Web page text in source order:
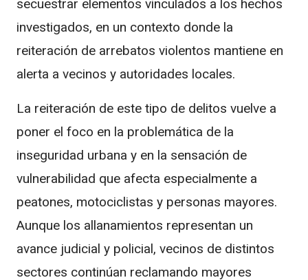
secuestrar elementos vinculados a los hechos
investigados, en un contexto donde la
reiteración de arrebatos violentos mantiene en
alerta a vecinos y autoridades locales.
La reiteración de este tipo de delitos vuelve a
poner el foco en la problemática de la
inseguridad urbana y en la sensación de
vulnerabilidad que afecta especialmente a
peatones, motociclistas y personas mayores.
Aunque los allanamientos representan un
avance judicial y policial, vecinos de distintos
sectores continúan reclamando mayores